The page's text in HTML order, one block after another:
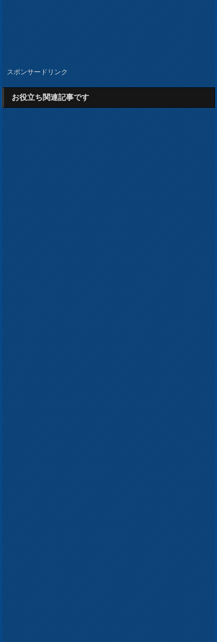
スポンサードリンク
お役立ち関連記事です